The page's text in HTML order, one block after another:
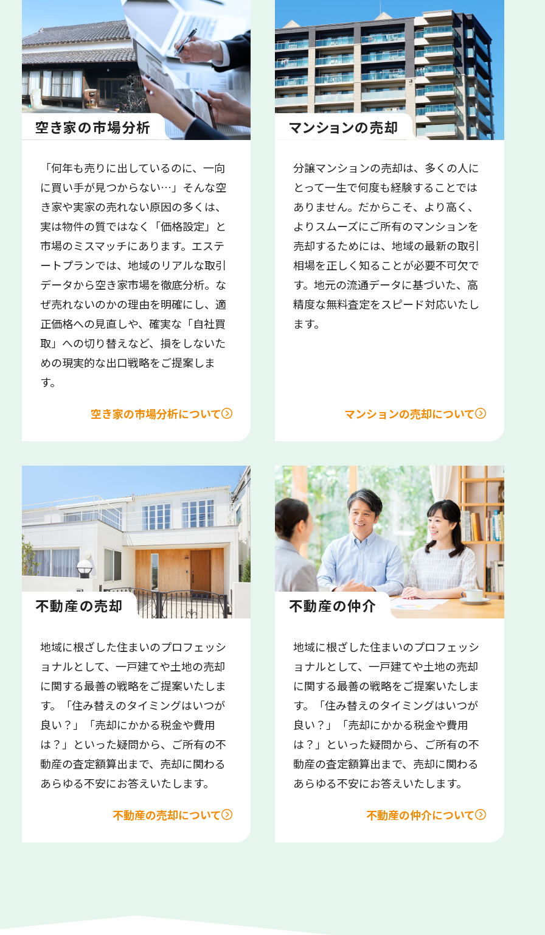
空き家の市場分析
「何年も売りに出しているのに、一向
に買い手が見つからない…」そんな空
き家や実家の売れない原因の多くは、
実は物件の質ではなく「価格設定」と
市場のミスマッチにあります。エステ
ートプランでは、地域のリアルな取引
データから空き家市場を徹底分析。な
ぜ売れないのかの理由を明確にし、適
正価格への見直しや、確実な「自社買
取」への切り替えなど、損をしないた
めの現実的な出口戦略をご提案しま
す。
空き家の市場分析について
マンションの売却
分譲マンションの売却は、多くの人に
とって一生で何度も経験することでは
ありません。だからこそ、より高く、
よりスムーズにご所有のマンションを
売却するためには、地域の最新の取引
相場を正しく知ることが必要不可欠で
す。地元の流通データに基づいた、高
精度な無料査定をスピード対応いたし
ます。
マンションの売却について
不動産の売却
地域に根ざした住まいのプロフェッシ
ョナルとして、一戸建てや土地の売却
に関する最善の戦略をご提案いたしま
す。「住み替えのタイミングはいつが
良い？」「売却にかかる税金や費用
は？」といった疑問から、ご所有の不
動産の査定額算出まで、売却に関わる
あらゆる不安にお答えいたします。
不動産の売却について
不動産の仲介
地域に根ざした住まいのプロフェッシ
ョナルとして、一戸建てや土地の売却
に関する最善の戦略をご提案いたしま
す。「住み替えのタイミングはいつが
良い？」「売却にかかる税金や費用
は？」といった疑問から、ご所有の不
動産の査定額算出まで、売却に関わる
あらゆる不安にお答えいたします。
不動産の仲介について